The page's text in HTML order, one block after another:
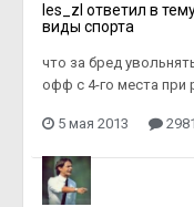
les_zl ответил в
виды спорта
что за бред
офф с 4-го места при
5 мая 2013